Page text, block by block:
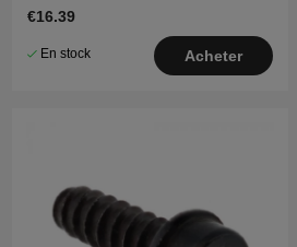
€16.39
En stock Acheter